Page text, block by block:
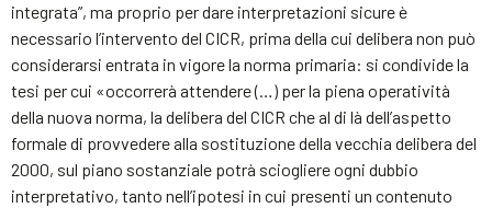
integrata”, ma proprio per dare interpretazioni sicure è
necessario l’intervento del CICR, prima della cui delibera non può
considerarsi entrata in vigore la norma primaria: si condivide la
tesi per cui «occorrerà attendere (…) per la piena operatività
della nuova norma, la delibera del CICR che al di là dell’aspetto
formale di provvedere alla sostituzione della vecchia delibera del
2000, sul piano sostanziale potrà sciogliere ogni dubbio
interpretativo, tanto nell’ipotesi in cui presenti un contenuto